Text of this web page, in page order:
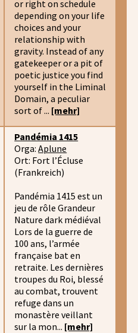
or right on schedule
depending on your life
choices and your
relationship with
gravity. Instead of any
gatekeeper or a pit of
poetic justice you find
yourself in the Liminal
Domain, a peculiar
sort of ... [mehr]
Pandémia 1415
Orga:Aplune
Ort: Fort l’Écluse
(Frankreich)
Pandémia 1415 est un
jeu de rôle Grandeur
Nature dark médiéval
Lors de la guerre de
100 ans, l’armée
française bat en
retraite. Les dernières
troupes du Roi, blessé
au combat, trouvent
refuge dans un
monastère veillant
sur la mon... [mehr]